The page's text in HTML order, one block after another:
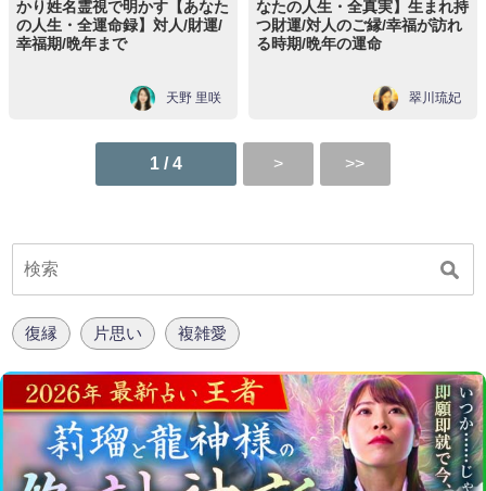
かり姓名霊視で明かす【あなた
の人生・全運命録】対人/財運/
幸福期/晩年まで
天野 里咲
なたの人生・全真実】生まれ持
つ財運/対人のご縁/幸福が訪れ
る時期/晩年の運命
翠川琉妃
1 / 4
復縁 片思い 複雑愛